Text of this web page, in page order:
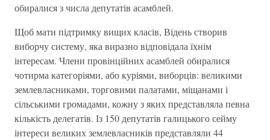
обиралися з числа депутатів асамблей.
Щоб мати підтримку вищих класів, Відень створив
виборчу систему, яка виразно відповідала їхнім
інтересам. Члени провінційних асамблей обиралися
чотирма категоріями, або куріями, виборців: великими
землевласниками, торговими палатами, міщанами і
сільськими громадами, кожну з яких представляла певна
кількість делегатів. Із 150 депутатів галицького сейму
інтереси великих землевласників представляли 44